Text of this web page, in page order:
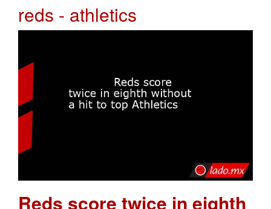
reds - athletics
Reds score twice in eighth